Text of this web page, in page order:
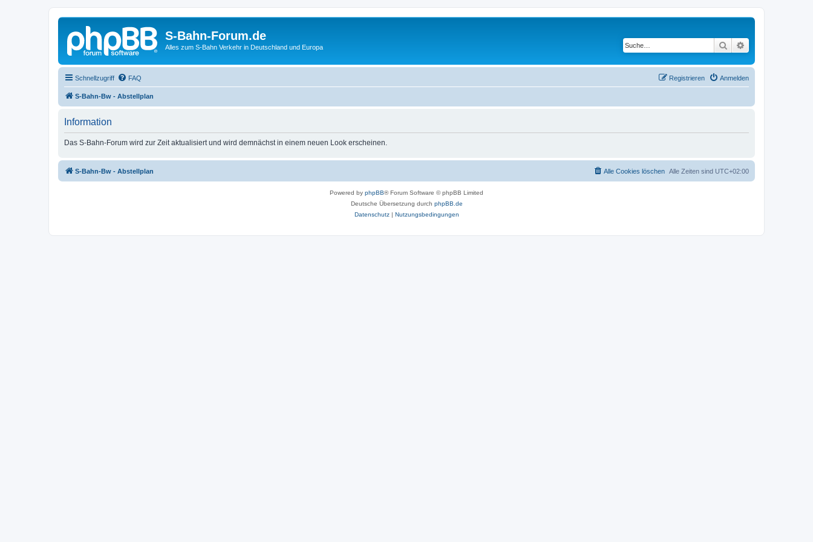
S-Bahn-Forum.de
Alles zum S-Bahn Verkehr in Deutschland und Europa Suche
Schnellzugriff FAQ Anmelden
Registrieren
S-Bahn-Bw - Abstellplan
Information
Das S-Bahn-Forum wird zur Zeit aktualisiert und wird demnächst in einem neuen Look erscheinen.
S-Bahn-Bw - Abstellplan Alle Zeiten sind UTC+02:00
Alle Cookies löschen
Powered by phpBB® Forum Software © phpBB Limited
Deutsche Übersetzung durch phpBB.de
Datenschutz| Nutzungsbedingungen